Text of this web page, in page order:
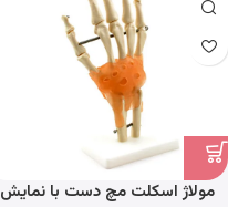
مولاژ اسکلت مچ دست با نمایش